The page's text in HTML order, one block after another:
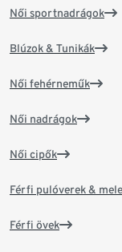
Női sportnadrágok
Blúzok & Tunikák
Női fehérneműk
Női nadrágok
Női cipők
Férfi pulóverek &
Férfi övek